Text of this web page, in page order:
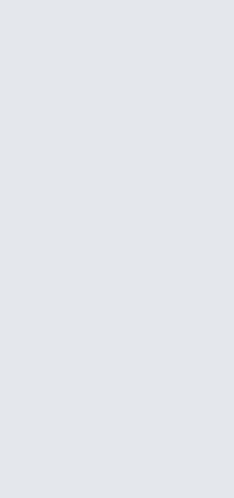
ricarica
d‘impiegarle.
con schermo
ora, spedizione